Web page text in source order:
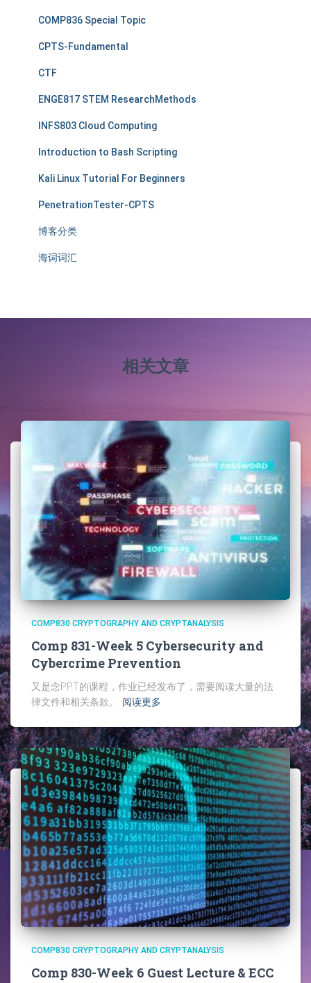
COMP836 Special Topic
CPTS-Fundamental
CTF
ENGE817 STEM ResearchMethods
INFS803 Cloud Computing
Introduction to Bash Scripting
Kali Linux Tutorial For Beginners
PenetrationTester-CPTS
博客分类
海词词汇
相关文章
COMP830 CRYPTOGRAPHY AND CRYPTANALYSIS
Comp 831-Week 5 Cybersecurity and
Cybercrime Prevention
又是念PPT的课程，作业已经发布了，需要阅读大量的法
律文件和相关条款。
阅读更多
COMP830 CRYPTOGRAPHY AND CRYPTANALYSIS
Comp 830-Week 6 Guest Lecture & ECC